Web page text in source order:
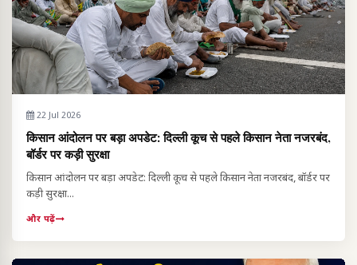
22 Jul 2026
किसान आंदोलन पर बड़ा अपडेट: दिल्ली कूच से पहले किसान नेता नजरबंद,
बॉर्डर पर कड़ी सुरक्षा
किसान आंदोलन पर बड़ा अपडेट: दिल्ली कूच से पहले किसान नेता नजरबंद, बॉर्डर पर
कड़ी सुरक्षा...
और पढ़ें